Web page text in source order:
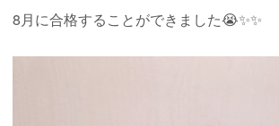
8月に合格することができました😭✨✨